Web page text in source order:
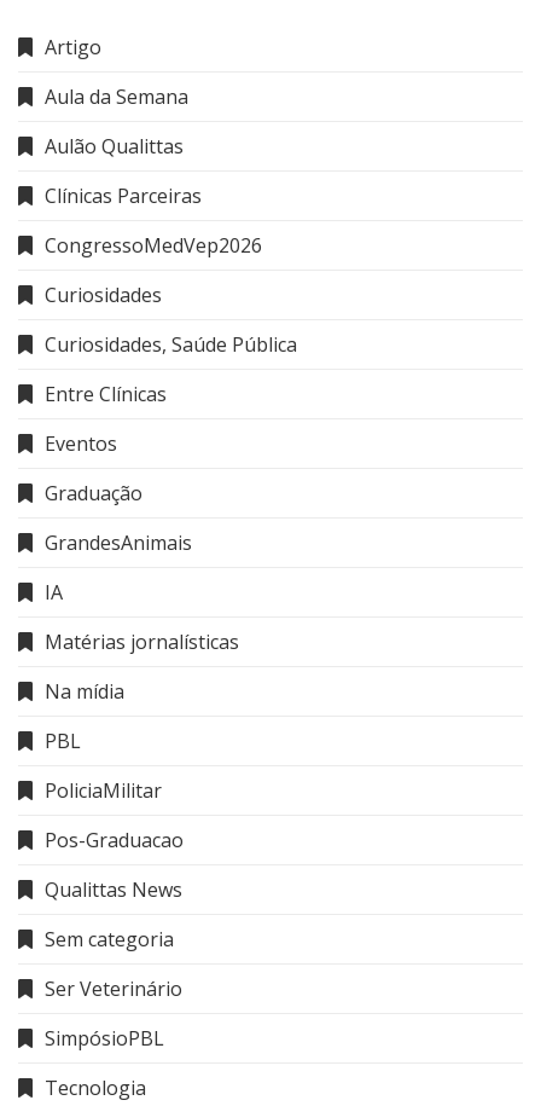
Artigo
Aula da Semana
Aulão Qualittas
Clínicas Parceiras
CongressoMedVep2026
Curiosidades
Curiosidades, Saúde Pública
Entre Clínicas
Eventos
Graduação
GrandesAnimais
IA
Matérias jornalísticas
Na mídia
PBL
PoliciaMilitar
Pos-Graduacao
Qualittas News
Sem categoria
Ser Veterinário
SimpósioPBL
Tecnologia